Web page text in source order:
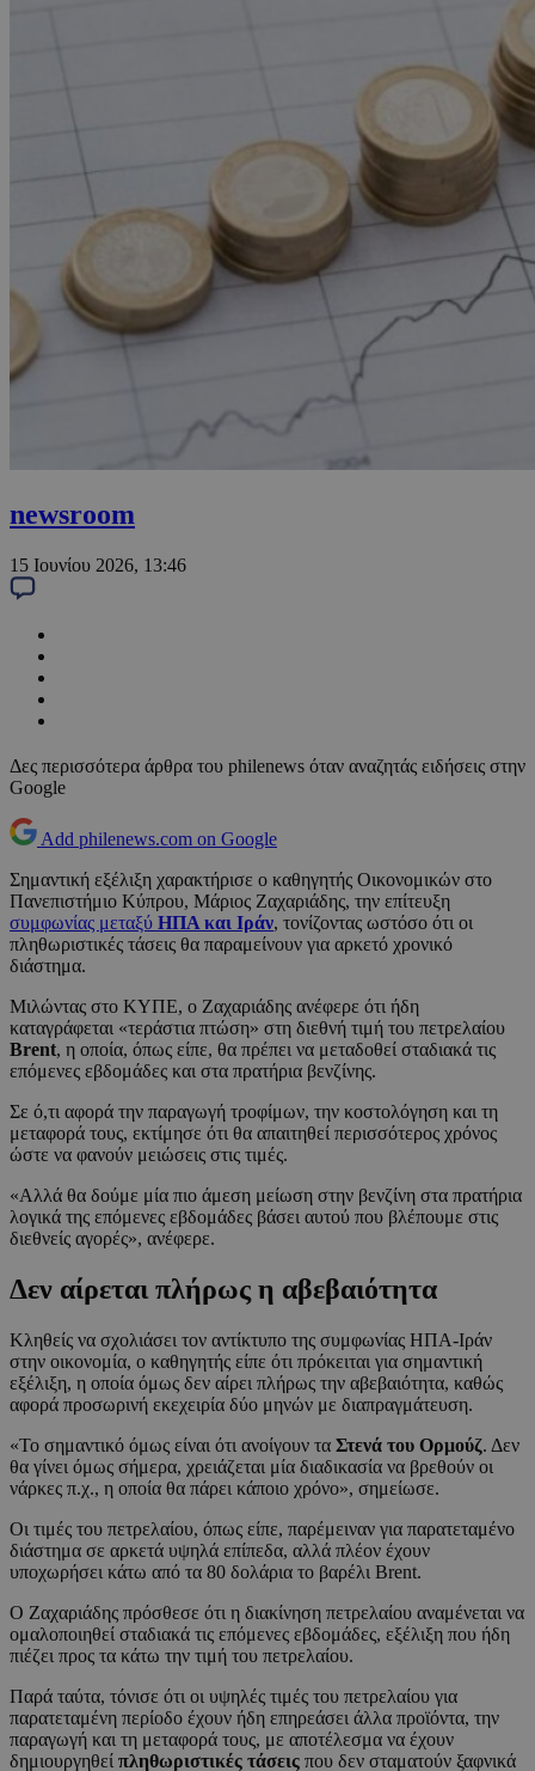
newsroom
15 Ιουνίου 2026, 13:46
Δες περισσότερα άρθρα του philenews όταν αναζητάς ειδήσεις στην
Google
Add philenews.com on Google
Σημαντική εξέλιξη χαρακτήρισε ο καθηγητής Οικονομικών στο
Πανεπιστήμιο Κύπρου, Μάριος Ζαχαριάδης, την επίτευξη
συμφωνίας μεταξύ ΗΠΑ και Ιράν, τονίζοντας ωστόσο ότι οι
πληθωριστικές τάσεις θα παραμείνουν για αρκετό χρονικό
διάστημα.
Μιλώντας στο ΚΥΠΕ, ο Ζαχαριάδης ανέφερε ότι ήδη
καταγράφεται «τεράστια πτώση» στη διεθνή τιμή του πετρελαίου
Brent, η οποία, όπως είπε, θα πρέπει να μεταδοθεί σταδιακά τις
επόμενες εβδομάδες και στα πρατήρια βενζίνης.
Σε ό,τι αφορά την παραγωγή τροφίμων, την κοστολόγηση και τη
μεταφορά τους, εκτίμησε ότι θα απαιτηθεί περισσότερος χρόνος
ώστε να φανούν μειώσεις στις τιμές.
«Αλλά θα δούμε μία πιο άμεση μείωση στην βενζίνη στα πρατήρια
λογικά της επόμενες εβδομάδες βάσει αυτού που βλέπουμε στις
διεθνείς αγορές», ανέφερε.
Δεν αίρεται πλήρως η αβεβαιότητα
Κληθείς να σχολιάσει τον αντίκτυπο της συμφωνίας ΗΠΑ-Ιράν
στην οικονομία, ο καθηγητής είπε ότι πρόκειται για σημαντική
εξέλιξη, η οποία όμως δεν αίρει πλήρως την αβεβαιότητα, καθώς
αφορά προσωρινή εκεχειρία δύο μηνών με διαπραγμάτευση.
«Το σημαντικό όμως είναι ότι ανοίγουν τα Στενά του Ορμούζ. Δεν
θα γίνει όμως σήμερα, χρειάζεται μία διαδικασία να βρεθούν οι
νάρκες π.χ., η οποία θα πάρει κάποιο χρόνο», σημείωσε.
Οι τιμές του πετρελαίου, όπως είπε, παρέμειναν για παρατεταμένο
διάστημα σε αρκετά υψηλά επίπεδα, αλλά πλέον έχουν
υποχωρήσει κάτω από τα 80 δολάρια το βαρέλι Brent.
Ο Ζαχαριάδης πρόσθεσε ότι η διακίνηση πετρελαίου αναμένεται να
ομαλοποιηθεί σταδιακά τις επόμενες εβδομάδες, εξέλιξη που ήδη
πιέζει προς τα κάτω την τιμή του πετρελαίου.
Παρά ταύτα, τόνισε ότι οι υψηλές τιμές του πετρελαίου για
παρατεταμένη περίοδο έχουν ήδη επηρεάσει άλλα προϊόντα, την
παραγωγή και τη μεταφορά τους, με αποτέλεσμα να έχουν
δημιουργηθεί πληθωριστικές τάσεις που δεν σταματούν ξαφνικά